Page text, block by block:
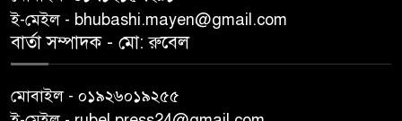
ই-মেইল - bhubashi.mayen@gmail.com
বার্তা সম্পাদক - মো: রু‌বেল
মোবাইল - ০১৯২৬০১৯২৫৫